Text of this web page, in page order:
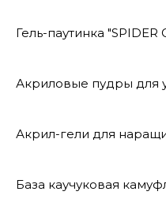
Гель-паутинка "SPIDER
Акриловые пудры для
Акрил-гели для
База каучуковая